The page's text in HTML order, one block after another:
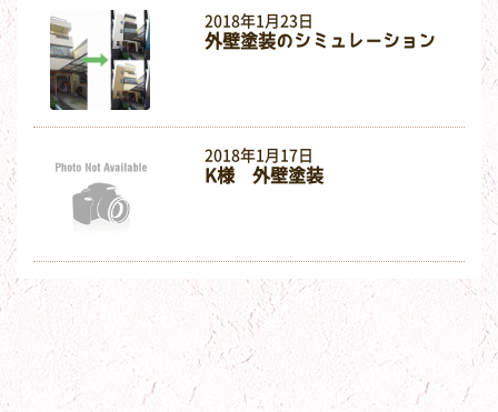
2018年1月23日
外壁塗装のシミュレーション
2018年1月17日
K様 外壁塗装